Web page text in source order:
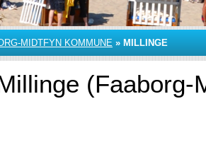
MIDTFYN KOMMUNE » MILLINGE
(Faaborg-